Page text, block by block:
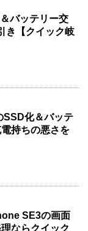
バッテリー交
き【クイック岐
SSD化＆バッテ
持ちの悪さを
SE3の画面
ならクイック